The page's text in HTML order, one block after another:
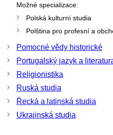
Možné specializace:
Polská kulturní studia
Polština pro profesní a
Pomocné vědy historické
Portugalský jazyk a
Religionistika
Ruská studia
Řecká a latinská studia
Ukrajinská studia